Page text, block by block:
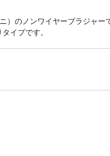
のノンワイヤーブラジャー
イプです。